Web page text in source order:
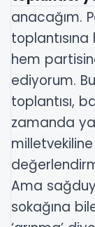
anacağım.
hem
ediyorum.
toplantısı,
zamanda
Ama
sokağına